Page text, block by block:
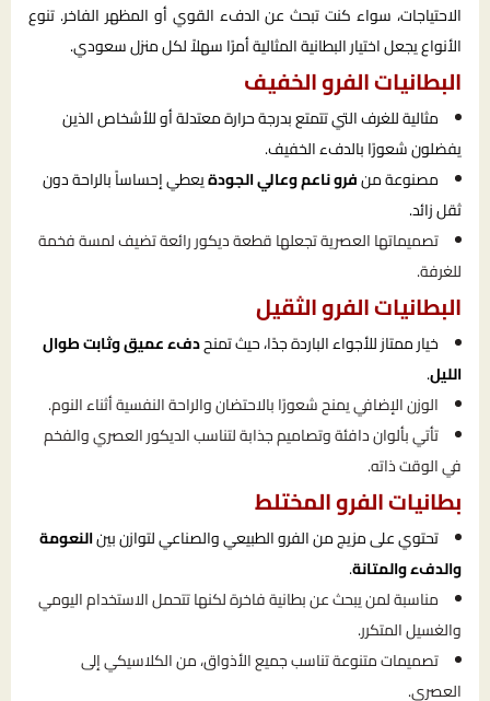
الاحتياجات، سواء كنت تبحث عن الدفء القوي أو المظهر الفاخر. تنوع
الأنواع يجعل اختيار البطانية المثالية أمرًا سهلاً لكل منزل سعودي.
البطانيات الفرو الخفيف
مثالية للغرف التي تتمتع بدرجة حرارة معتدلة أو للأشخاص الذين
يفضلون شعورًا بالدفء الخفيف.
مصنوعة منفرو ناعم وعالي الجودةيعطي إحساساً بالراحة دون
ثقل زائد.
تصميماتها العصرية تجعلها قطعة ديكور رائعة تضيف لمسة فخمة
للغرفة.
البطانيات الفرو الثقيل
خيار ممتاز للأجواء الباردة جدًا، حيث تمنحدفء عميق وثابت طوال
الليل.
الوزن الإضافي يمنح شعورًا بالاحتضان والراحة النفسية أثناء النوم.
تأتي بألوان دافئة وتصاميم جذابة لتناسب الديكور العصري والفخم
في الوقت ذاته.
بطانيات الفرو المختلط
تحتوي على مزيج من الفرو الطبيعي والصناعي لتوازن بينالنعومة
والدفء والمتانة.
مناسبة لمن يبحث عن بطانية فاخرة لكنها تتحمل الاستخدام اليومي
والغسيل المتكرر.
تصميمات متنوعة تناسب جميع الأذواق، من الكلاسيكي إلى
العصري.